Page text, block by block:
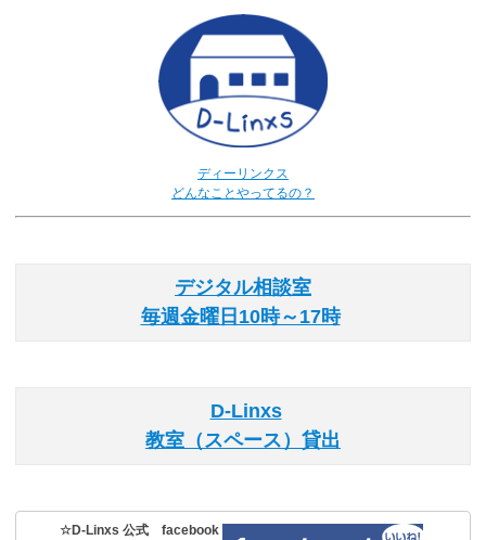
ディーリンクス
どんなことやってるの？
デジタル相談室
毎週金曜日10時～17時
D-Linxs
教室（スペース）貸出
☆D-Linxs 公式 facebook